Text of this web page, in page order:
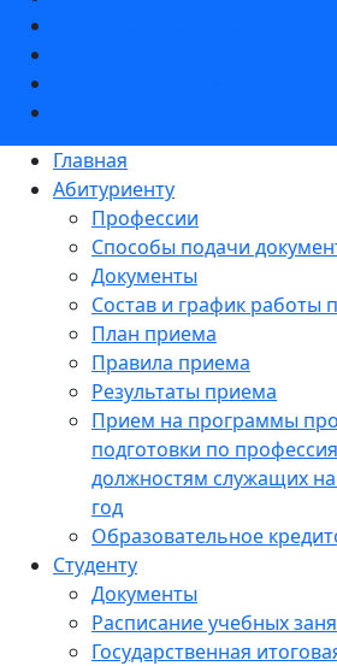
Главная
Абитуриенту
Профессии
Способы подачи
Документы
Состав и график работы
План приема
Правила приема
Результаты приема
Прием на программы
подготовки по
должностям служащих
год
Образовательное
Студенту
Документы
Расписание учебных
Государственная